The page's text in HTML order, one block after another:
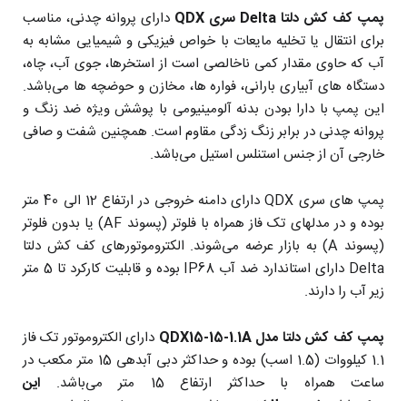
پمپ کف کش دلتا Delta سری QDX
دارای پروانه چدنی، مناسب
برای انتقال یا تخلیه مایعات با خواص فیزیکی و شیمیایی مشابه به
آب که حاوی مقدار کمی ناخالصی است از استخرها، جوی آب، چاه،
دستگاه های آبیاری بارانی، فواره ها، مخازن و حوضچه ها می‌باشد.
این پمپ با دارا بودن بدنه آلومینیومی با پوشش ویژه ضد زنگ و
پروانه چدنی در برابر زنگ زدگی مقاوم است. همچنین شفت و صافی
خارجی آن از جنس استنلس استیل می‌باشد.
پمپ های سری QDX دارای دامنه خروجی در ارتفاع 12 الی 40 متر
بوده و در مدلهای تک فاز همراه با فلوتر (پسوند AF) یا بدون فلوتر
(پسوند A) به بازار عرضه می‌شوند. الکتروموتورهای کف کش دلتا
Delta دارای استاندارد ضد آب IP68 بوده و قابلیت کارکرد تا 5 متر
زیر آب را دارند.
پمپ کف کشدلتا مدل QDX15-15-1.1A
دارای الکتروموتور تک فاز
1.1 کیلووات (1.5 اسب) بوده و حداکثر دبی آبدهی 15 متر مکعب در
ساعت همراه با حداکثر ارتفاع 15 متر می‌باشد.
این